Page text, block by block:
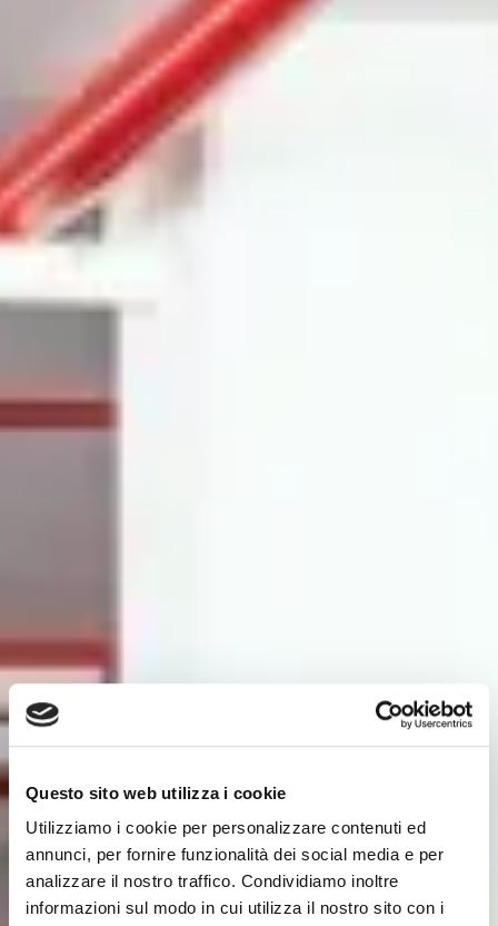
Questo sito web utilizza i cookie
Utilizziamo i cookie per personalizzare contenuti ed
annunci, per fornire funzionalità dei social media e per
analizzare il nostro traffico. Condividiamo inoltre
informazioni sul modo in cui utilizza il nostro sito con i